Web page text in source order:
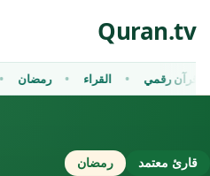
Quran.tv
رمضان القراء قرآن رقمي
قارئ معتمد رمضان